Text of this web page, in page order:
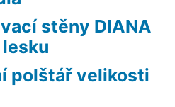
stěny DIANA
polštář velikosti